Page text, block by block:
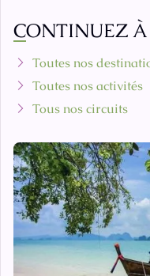
CONTINUEZ À
Toutes nos
Toutes nos activités
Tous nos circuits